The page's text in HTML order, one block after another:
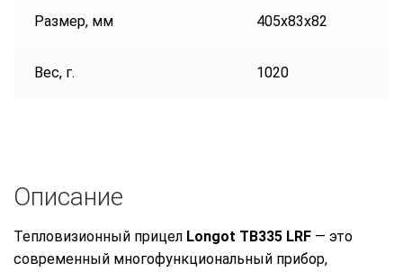
Размер, мм 405x83x82
Вес, г. 1020
Описание
Тепловизионный прицел Longot TB335 LRF — это
современный многофункциональный прибор,